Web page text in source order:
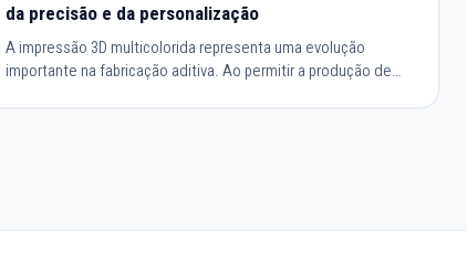
da precisão e da personalização
A impressão 3D multicolorida representa uma evolução
importante na fabricação aditiva. Ao permitir a produção de